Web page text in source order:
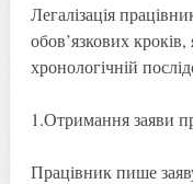
Легалізація
обов’язкових
хронологічній
1.Отримання заяви
Працівник пише